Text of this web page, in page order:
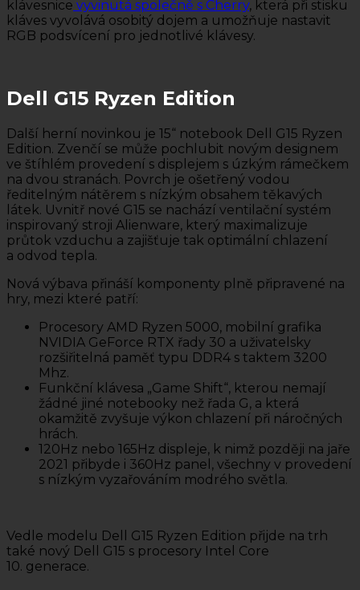
klávesnice vyvinutá společně s Cherry, která při stisku
kláves vyvolává osobitý dojem a umožňuje nastavit
RGB podsvícení pro jednotlivé klávesy.
Dell G15 Ryzen Edition
Další herní novinkou je 15“ notebook Dell G15 Ryzen
Edition. Zvenčí se může pochlubit novým designem
ve štíhlém provedení s displejem s úzkým rámečkem
na dvou stranách. Povrch je ošetřený vodou
ředitelným nátěrem s nízkým obsahem těkavých
látek. Uvnitř nové G15 se nachází ventilační systém
inspirovaný stroji Alienware, který maximalizuje
průtok vzduchu a zajišťuje tak optimální chlazení
a odvod tepla.
Nová výbava přináší komponenty plně připravené na
hry, mezi které patří:
Procesory AMD Ryzen 5000, mobilní grafika
NVIDIA GeForce RTX řady 30 a uživatelsky
rozšiřitelná paměť typu DDR4 s taktem 3200
Mhz.
Funkční klávesa „Game Shift“, kterou nemají
žádné jiné notebooky než řada G, a která
okamžitě zvyšuje výkon chlazení při náročných
hrách.
120Hz nebo 165Hz displeje, k nimž později na jaře
2021 přibyde i 360Hz panel, všechny v provedení
s nízkým vyzařováním modrého světla.
Vedle modelu Dell G15 Ryzen Edition přijde na trh
také nový Dell G15 s procesory Intel Core
10. generace.